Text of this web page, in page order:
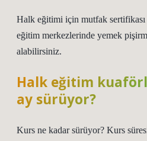
Halk eğitimi için mutfak
eğitim merkezlerinde yemek
alabilirsiniz.
Halk eğitim
ay sürüyor?
Kurs ne kadar sürüyor? Kurs